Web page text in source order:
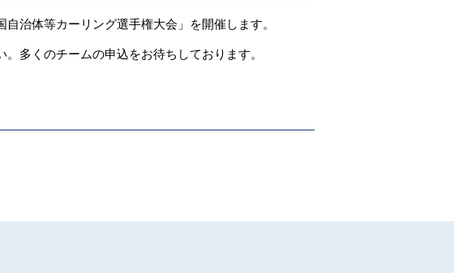
治体等カーリング選手権大会」を開催します。
多くのチームの申込をお待ちしております。